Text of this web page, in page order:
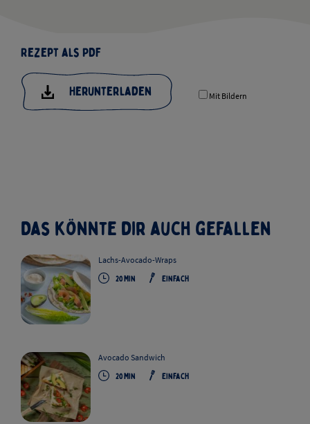
Rezept als PDF
Herunterladen Mit Bildern
Das könnte dir auch gefallen
Lachs-Avocado-Wraps
20Min Einfach
Avocado Sandwich
20Min Einfach